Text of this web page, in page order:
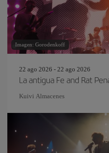
Imagen: Gorodenkoff
22 ago 2026 - 22 ago 2026
La antigua Fe and Rat
Kuivi Almacenes